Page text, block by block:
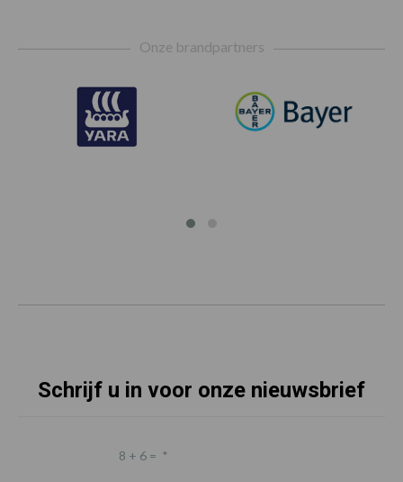
Onze brandpartners
Schrijf u in voor onze nieuwsbrief
8 + 6 = *